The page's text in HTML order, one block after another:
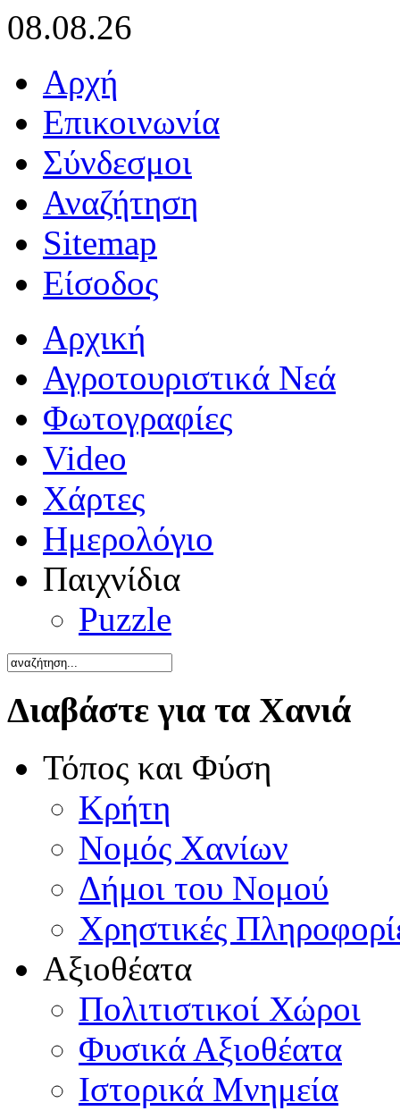
08.08.26
Αρχή
Επικοινωνία
Σύνδεσμοι
Αναζήτηση
Sitemap
Είσοδος
Αρχική
Αγροτουριστικά Νεά
Φωτογραφίες
Video
Χάρτες
Ημερολόγιο
Παιχνίδια
Puzzle
Διαβάστε για τα Χανιά
Τόπος και Φύση
Κρήτη
Νομός Χανίων
Δήμοι του Νομού
Χρηστικές
Αξιοθέατα
Πολιτιστικοί Χώροι
Φυσικά Αξιοθέατα
Ιστορικά Μνημεία